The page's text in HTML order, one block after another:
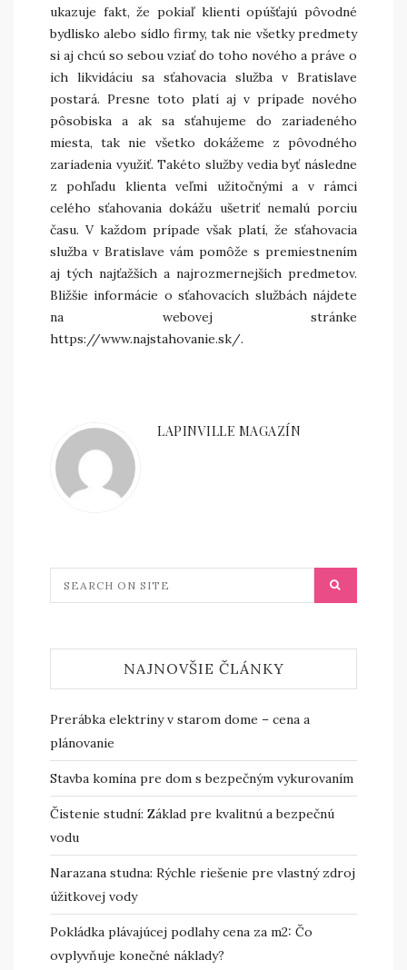
ukazuje fakt, že pokiaľ klienti opúšťajú pôvodné
bydlisko alebo sídlo firmy, tak nie všetky predmety
si aj chcú so sebou vziať do toho nového a práve o
ich likvidáciu sa sťahovacia služba v Bratislave
postará. Presne toto platí aj v prípade nového
pôsobiska a ak sa sťahujeme do zariadeného
miesta, tak nie všetko dokážeme z pôvodného
zariadenia využiť. Takéto služby vedia byť následne
z pohľadu klienta veľmi užitočnými a v rámci
celého sťahovania dokážu ušetriť nemalú porciu
času. V každom prípade však platí, že sťahovacia
služba v Bratislave vám pomôže s premiestnením
aj tých najťažších a najrozmernejších predmetov.
Bližšie informácie o sťahovacích službách nájdete
na webovej stránke
https://www.najstahovanie.sk/.
LAPINVILLE MAGAZÍN
NAJNOVŠIE ČLÁNKY
Prerábka elektriny v starom dome – cena a
plánovanie
Stavba komína pre dom s bezpečným vykurovaním
Čistenie studní: Základ pre kvalitnú a bezpečnú
vodu
Narazana studna: Rýchle riešenie pre vlastný zdroj
úžitkovej vody
Pokládka plávajúcej podlahy cena za m2: Čo
ovplyvňuje konečné náklady?